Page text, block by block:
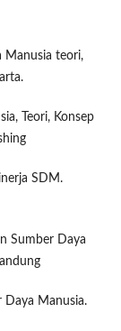
Manusia teori,
Teori, Konsep
SDM.
Sumber Daya
Daya Manusia.